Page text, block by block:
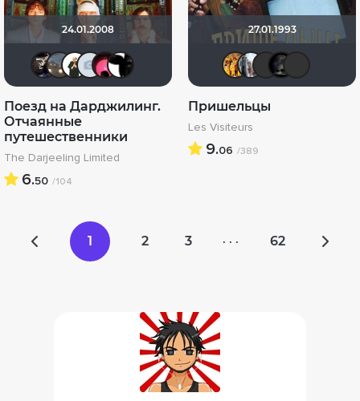
24.01.2008
OG SmokeAlot
Lazy assid376445592
[Rec]омендатель
Alex Smith 21
Поезд на Дарджилинг.
Отчаянные
путешественники
The Darjeeling Limited
6.50 /104
27.01.1993
BIZZY
Пришельцы
Les Visiteurs
9.06 /389
1 2 3 · · · 62